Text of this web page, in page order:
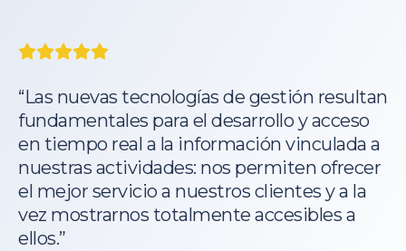
“Las nuevas tecnologías de gestión resultan
fundamentales para el desarrollo y acceso
en tiempo real a la información vinculada a
nuestras actividades: nos permiten ofrecer
el mejor servicio a nuestros clientes y a la
vez mostrarnos totalmente accesibles a
ellos.”